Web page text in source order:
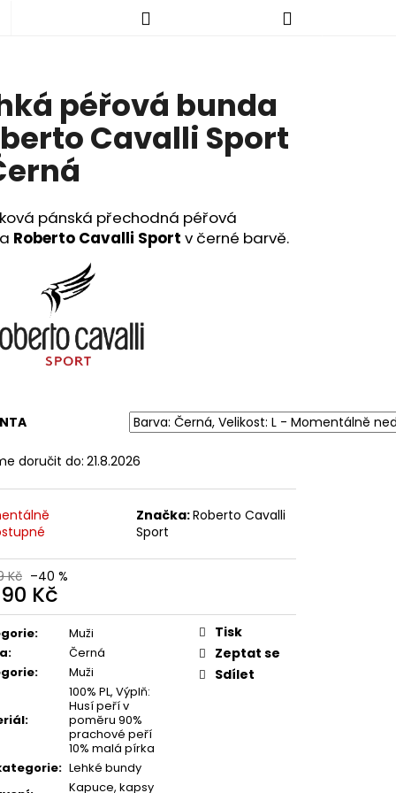
Hledat Nákupní
péřová bunda
Cavalli Sport
pánská přechodná péřová
Roberto Cavalli Sport v černé barvě.
doručit do: 21.8.2026
Značka:Roberto Cavalli
Sport
Kč –40 %
Kč
:
Muži
:
Černá
: Muži
:
100% PL, Výplň:
Husí peří v
poměru 90%
prachové peří
10% malá pírka
: Lehké bundy
Kapuce, kapsy
Tisk
Zeptat se
Sdílet
- NORMÁLNÍ